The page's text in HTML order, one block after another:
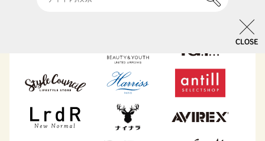
CLOSE